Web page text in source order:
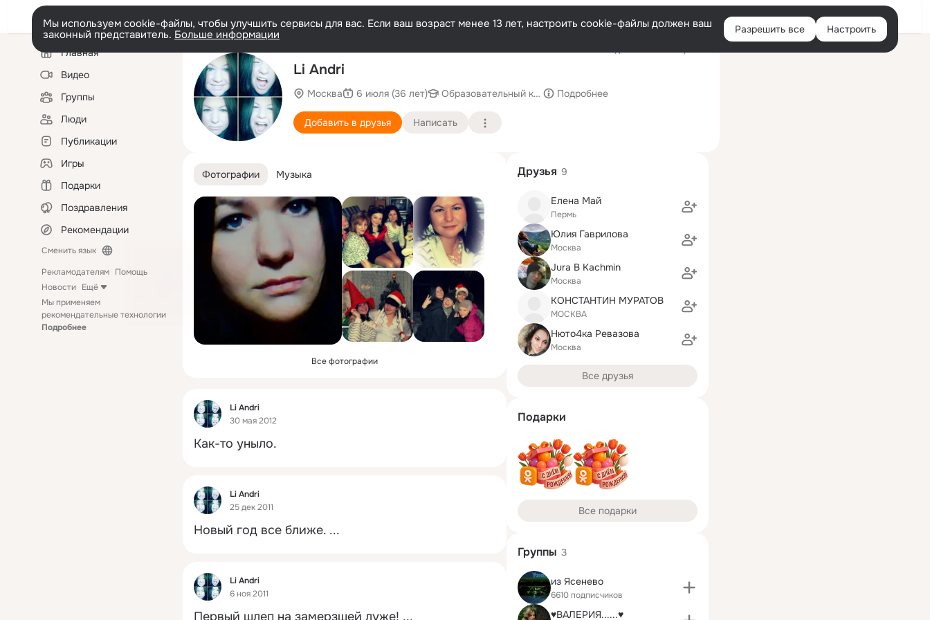
Войти
Мы используем cookie-файлы, чтобы улучшить сервисы для вас. Если ваш возраст менее 13 лет, настроить cookie-файлы должен ваш
законный представитель. Больше информации Разрешить все Настроить
Левая
колонкаГлавная
Видео
Группы
Люди
Публикации
Игры
Подарки
Поздравления
Рекомендации
Сменить язык
Рекламодателям Помощь
Новости Ещё
Мы применяем
рекомендательные технологии
Подробнее
Li Andri
Москва 6 июля (36 лет) Образовательный комплекс Юго-Запад (бывш. Политехнический колледж 39)
Подробнее
Добавить в друзья Написать
Фотографии Музыка
Все фотографии
Фид
Li Andri
30 мая 2012
Как-то уныло.
Фид
Li Andri
25 дек 2011
Новый год все ближе. ...
Фид
Li Andri
6 ноя 2011
Первый шлеп на замерзшей луже! ...
Друзья 9
Елена Май
Пермь
Юлия Гаврилова
Москва
Jura B Kachmin
Москва
КОНСТАНТИН МУРАТОВ
МОСКВА
Нюто4ка Ревазова
Москва
Все друзья
Подарки
Все подарки
Группы 3
из Ясенево
6610 подписчиков
♥ВАЛЕРИЯ......♥